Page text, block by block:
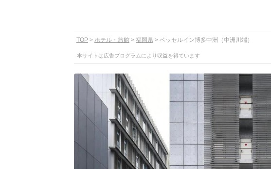
TOP ホテル・旅館 福岡県 ベッセルイン博多中洲（中洲川端）
本サイトは広告プログラムにより収益を得ています